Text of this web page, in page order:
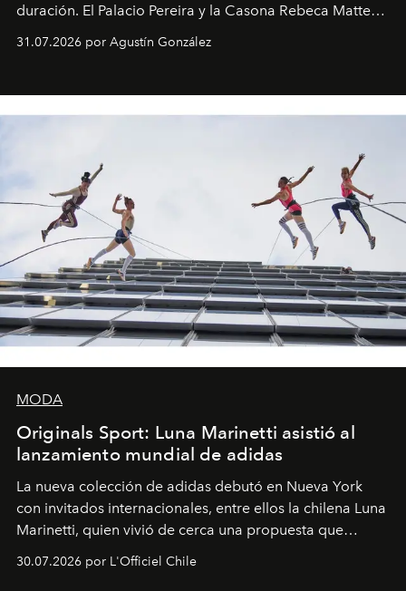
duración. El Palacio Pereira y la Casona Rebeca Matte
son algunos de los lugares que han albergado estas
miniobras. Sus puestas en escena son limpias; ponen el
31.07.2026 por Agustín González
MODA
Originals Sport: Luna Marinetti asistió al
lanzamiento mundial de adidas
La nueva colección de adidas debutó en Nueva York
con invitados internacionales, entre ellos la chilena Luna
Marinetti, quien vivió de cerca una propuesta que
fusiona moda y rendimiento.
30.07.2026 por L'Officiel Chile